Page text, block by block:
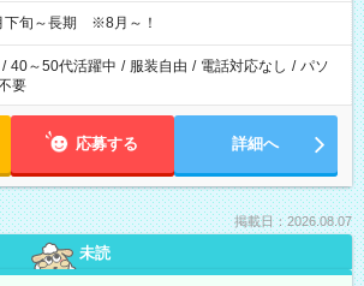
下旬～長期 ※8月～！
/ 40～50代活躍中 / 服装自由 / 電話対応なし / パソ
要
応募する 詳細へ
掲載日：2026.08.07
未読